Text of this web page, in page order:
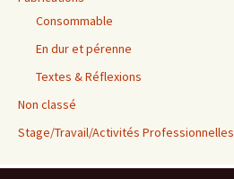
Consommable
En dur et pérenne
Textes & Réflexions
Non classé
Stage/Travail/Activités Professionnelles